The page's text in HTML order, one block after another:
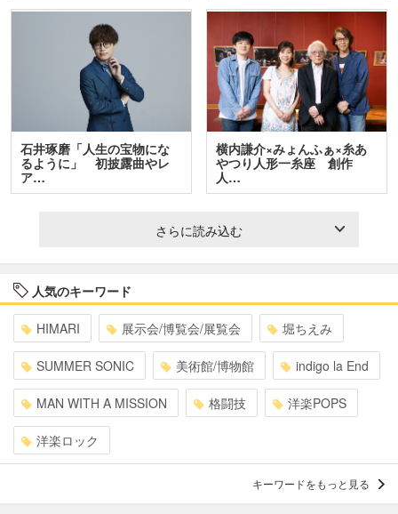
石井琢磨「人生の宝物にな
るように」 初披露曲やレ
ア…
横内謙介×みょんふぁ×糸あ
やつり人形一糸座 創作
人…
さらに読み込む
人気のキーワード
HIMARI 展示会/博覧会/展覧会 堀ちえみ
SUMMER SONIC 美術館/博物館 indigo la End
MAN WITH A MISSION 格闘技 洋楽POPS
洋楽ロック
キーワードをもっと見る